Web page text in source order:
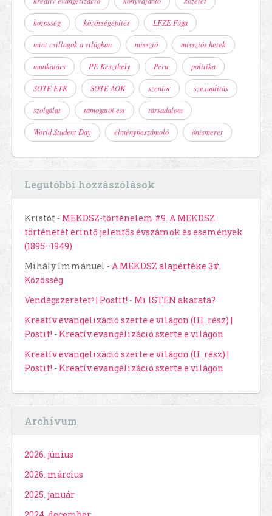
közösség közösségépítés LFZE Fúga
mint csillagok a világban misszió missziós hetek
munkatárs PE Keszthely Peru politika
SOTE ETK SOTE ÁOK szenior szexualitás
szolgálat támogatói est társadalom
World Student Day élménybeszámoló önismeret
Legutóbbi hozzászólások
Kristóf - MEKDSZ-történelem #9. A MEKDSZ
történetét érintő jelentős évszámok és események
(1895–1949)
Mihály Immánuel - A MEKDSZ alapértéke 3#.
Közösség
Vendégszeretet⁶ | Postit! - Mi ISTEN akarata?
Kreatív evangélizáció szerte e világon (III. rész) |
Postit! - Kreatív evangélizáció szerte e világon
Kreatív evangélizáció szerte e világon (II. rész) |
Postit! - Kreatív evangélizáció szerte e világon
Archívum
2026. június
2026. március
2025. január